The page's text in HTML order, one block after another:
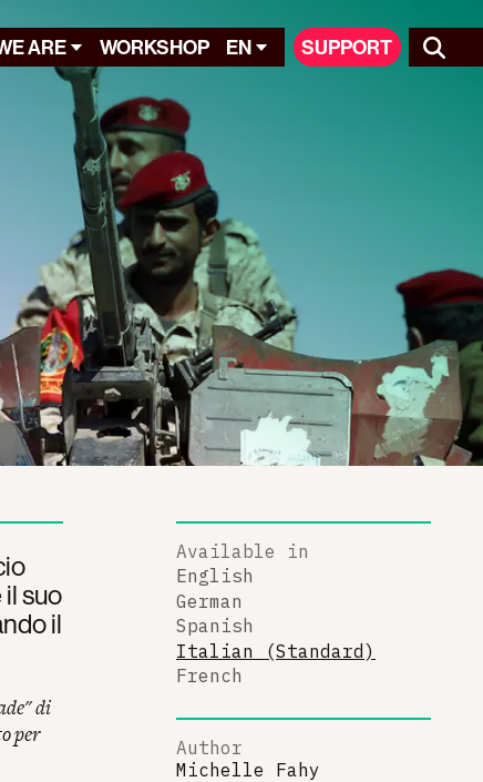
ARE WORKSHOP EN SUPPORT
suo
il
di
per
Available in
English
German
Spanish
Italian (Standard)
French
Author
Michelle Fahy